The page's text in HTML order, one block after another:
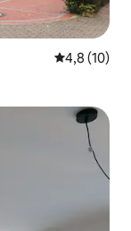
Évaluation
4,8 (10)